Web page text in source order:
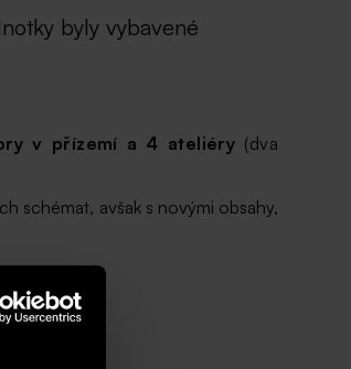
byly vybavené
v přízemí a 4 ateliéry (dva
schémat, avšak s novými obsahy,